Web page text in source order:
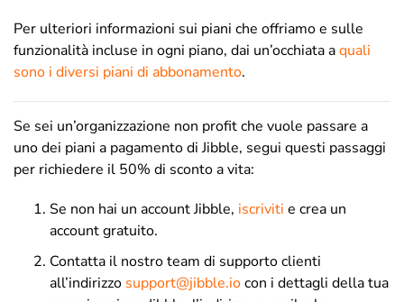
Per ulteriori informazioni sui piani che offriamo e sulle
funzionalità incluse in ogni piano, dai un’occhiata aquali
sono i diversi piani di abbonamento.
Se sei un’organizzazione non profit che vuole passare a
uno dei piani a pagamento di Jibble, segui questi passaggi
per richiedere il 50% di sconto a vita:
Se non hai un account Jibble, iscriviti e crea un
account gratuito.
Contatta il nostro team di supporto clienti
all’indirizzo support@jibble.iocon i dettagli della tua